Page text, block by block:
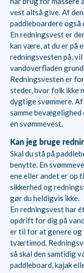
vest altså give. Af
paddleboardere også
En redningsvest er
kan være, at du er på
redningsvesten på,
vandoverfladen
Redningsvesten er
steder, hvor folk ikke
dygtige svømmere.
samme
en svømmevest.
Kan jeg bruge
Skal du stå på
benytte. En
ene eller andet er op
sikkerhed og
gør du heldigvis ikke.
En redningsvest har
opdrift for dig på
er til for at genere og
tværtimod.
så skal den samtidig
paddleboard, kajak